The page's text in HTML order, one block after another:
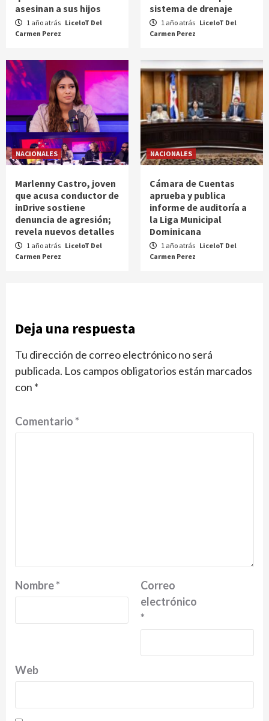
asesinan a sus hijos
1 año atrás LiceloT Del
Carmen Perez
sistema de drenaje
1 año atrás LiceloT Del
Carmen Perez
NACIONALES
Marlenny Castro, joven
que acusa conductor de
inDrive sostiene
denuncia de agresión;
revela nuevos detalles
1 año atrás LiceloT Del
Carmen Perez
NACIONALES
Cámara de Cuentas
aprueba y publica
informe de auditoría a
la Liga Municipal
Dominicana
1 año atrás LiceloT Del
Carmen Perez
Deja una respuesta
Tu dirección de correo electrónico no será
publicada. Los campos obligatorios están marcados
con *
Comentario*
Nombre*
Correo
electrónico
*
Web